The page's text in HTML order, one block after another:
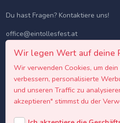
Du hast Fragen? Kontaktiere uns!
office@eintollesfest.at
Wir legen Wert auf deine
Wir verwenden Cookies, um
verbessern, personalisierte
und unseren Traffic zu
akzeptieren" stimmst du der